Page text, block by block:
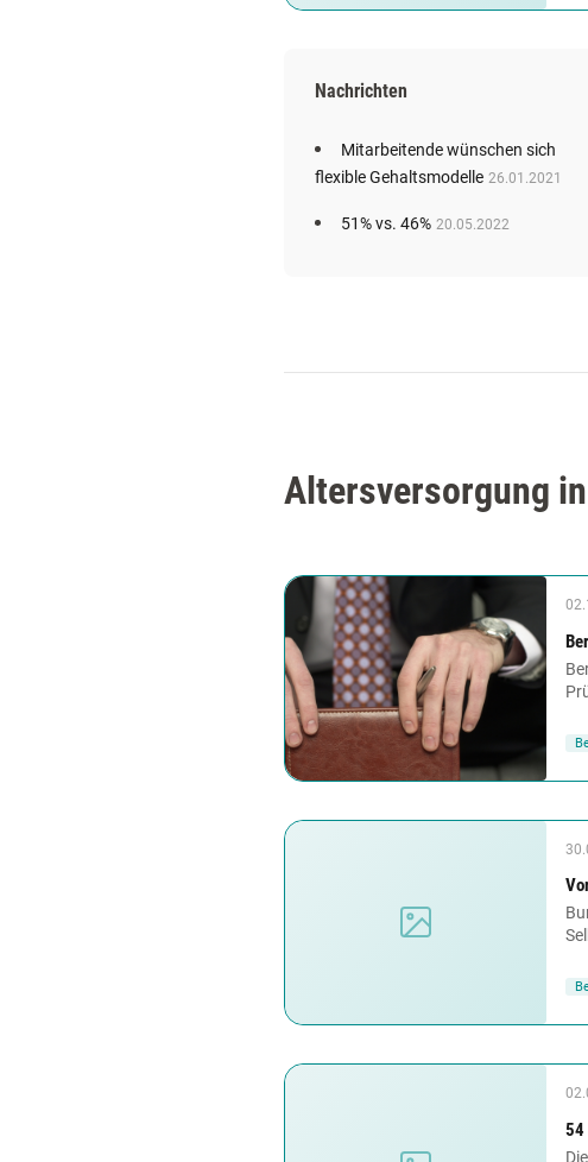
Nachrichten
Mitarbeitende wünschen sich
flexible Gehaltsmodelle 26.01.2021
51% vs. 46% 20.05.2022
Altersversorgung
54